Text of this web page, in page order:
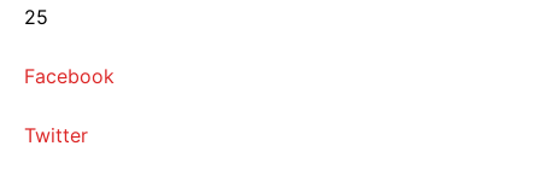
25
Facebook
Twitter